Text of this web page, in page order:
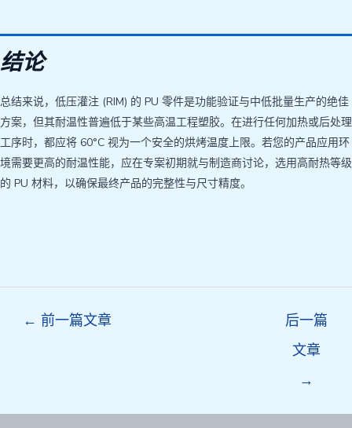
结论
总结来说，低压灌注 (RIM) 的 PU 零件是功能验证与中低批量生产的绝佳
方案，但其耐温性普遍低于某些高温工程塑胶。在进行任何加热或后处理
工序时，都应将 60°C 视为一个安全的烘烤温度上限。若您的产品应用环
境需要更高的耐温性能，应在专案初期就与制造商讨论，选用高耐热等级
的 PU 材料，以确保最终产品的完整性与尺寸精度。
← 前一篇文章
后一篇
文章
→